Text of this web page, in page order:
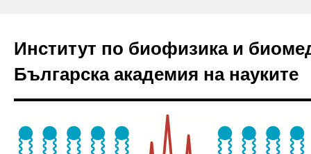
Институт по биофизика и
Българска академия на науките